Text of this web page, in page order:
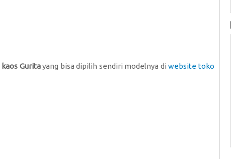
kaos Guritayang bisa dipilih sendiri modelnya diwebsite toko